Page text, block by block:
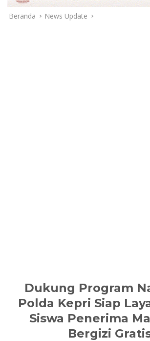
Beranda News Update
Dukung Program
Polda Kepri Siap
Siswa Penerima
Bergizi